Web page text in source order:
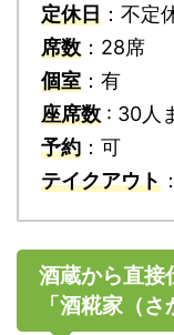
定休日 ：不定
席数 ：28席
個室 ：有
座席数 : 30人
予約 ：可
テイクアウト
酒蔵から直接
「酒糀家（さ